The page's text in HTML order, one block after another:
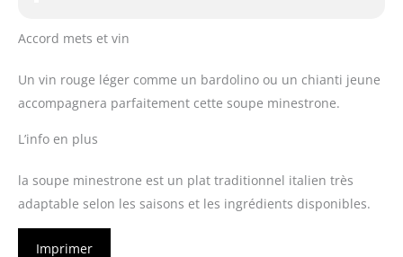
Accord mets et vin
Un vin rouge léger comme un bardolino ou un chianti jeune
accompagnera parfaitement cette soupe minestrone.
L’info en plus
la soupe minestrone est un plat traditionnel italien très
adaptable selon les saisons et les ingrédients disponibles.
Imprimer